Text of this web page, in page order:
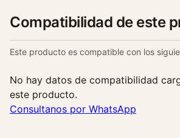
Compatibilidad de este
Este producto es compatible con los
No hay datos de compatibilidad
este producto.
Consultanos por WhatsApp